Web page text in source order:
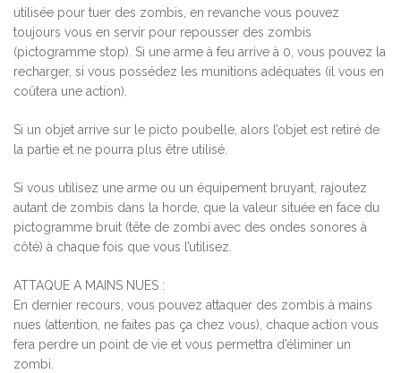
utilisée pour tuer des zombis, en revanche vous pouvez
toujours vous en servir pour repousser des zombis
(pictogramme stop). Si une arme à feu arrive à 0, vous pouvez la
recharger, si vous possédez les munitions adéquates (il vous en
coûtera une action).
Si un objet arrive sur le picto poubelle, alors l’objet est retiré de
la partie et ne pourra plus être utilisé.
Si vous utilisez une arme ou un équipement bruyant, rajoutez
autant de zombis dans la horde, que la valeur située en face du
pictogramme bruit (tête de zombi avec des ondes sonores à
côté) à chaque fois que vous l’utilisez.
ATTAQUE A MAINS NUES :
En dernier recours, vous pouvez attaquer des zombis à mains
nues (attention, ne faites pas ça chez vous), chaque action vous
fera perdre un point de vie et vous permettra d’éliminer un
zombi.